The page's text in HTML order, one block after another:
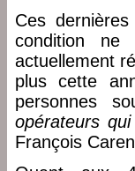
Ces
condition ne
actuellement
plus cette
personnes
opérateurs
François